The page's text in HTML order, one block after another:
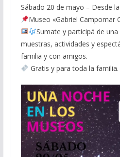
Sábado 20 de mayo – Desde
Museo «Gabriel Campomar
Sumate y participá de
muestras, actividades y
familia y con amigos.
Gratis y para toda la familia.